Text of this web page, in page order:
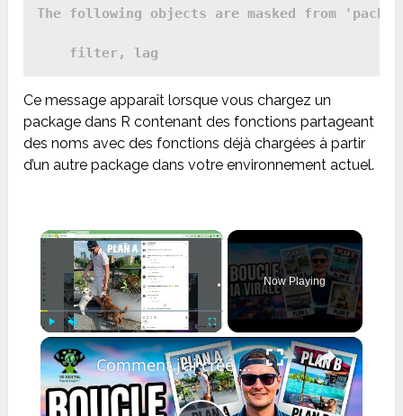
The following objects are masked from
Ce message apparaît lorsque vous chargez un
package dans R contenant des fonctions partageant
des noms avec des fonctions déjà chargées à partir
d’un autre package dans votre environnement actuel.
×
Play Unmute Fullscreen
Now Playing
×
Comment j'ai créé la vidéo virale Plan A Plan B en boucle avec l'IA (Tutoriel FlexClip complet)